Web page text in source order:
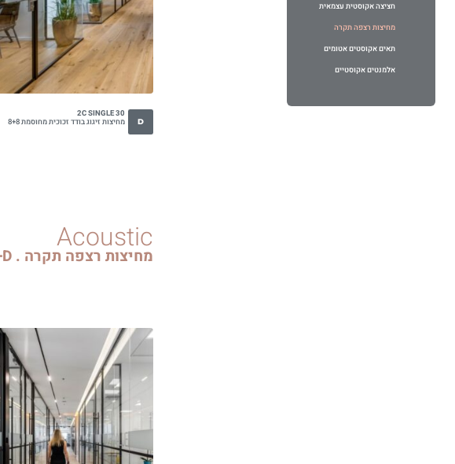
קפטריה.פלסטיק ועץ
בר וספסל.מרופד
בר וספסל.פלסטיק ועץ
כיסאות הדרכה ולמידה
שולחן קפה
שולחנות חוץ
ספריות פתוחות
חציצה אקוסטית עצמאית
מחיצות רצפה תקרה
תאים אקוסטים אטומים
אלמנטים אקוסטיים
D
2C SINGLE 30
מחיצות זיגוג בודד זכוכית מחוסמת 8+8
Acoustic
מחיצות רצפה תקרה . D+